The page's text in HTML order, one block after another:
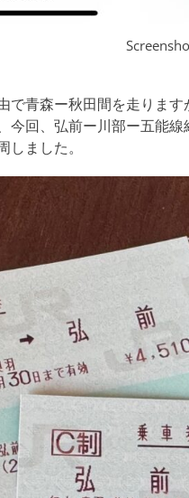
で青森ー秋田間を走りま
今回、弘前ー川部ー五能
ました。